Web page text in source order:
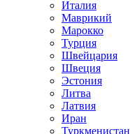
Италия
Маврикий
Марокко
Турция
Швейцария
Швеция
Эстония
Литва
Латвия
Иран
Туркменистан